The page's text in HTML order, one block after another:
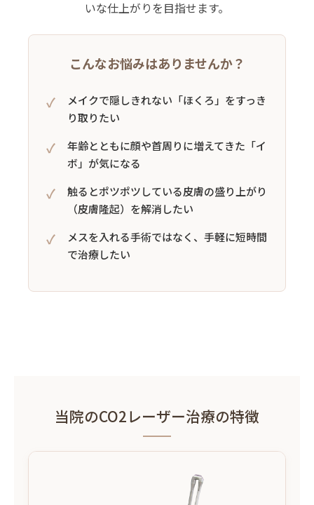
いな仕上がりを目指せます。
こんなお悩みはありませんか？
メイクで隠しきれない「ほくろ」をすっき
り取りたい
年齢とともに顔や首周りに増えてきた「イ
ボ」が気になる
触るとポツポツしている皮膚の盛り上がり
（皮膚隆起）を解消したい
メスを入れる手術ではなく、手軽に短時間
で治療したい
当院のCO2レーザー治療の特徴